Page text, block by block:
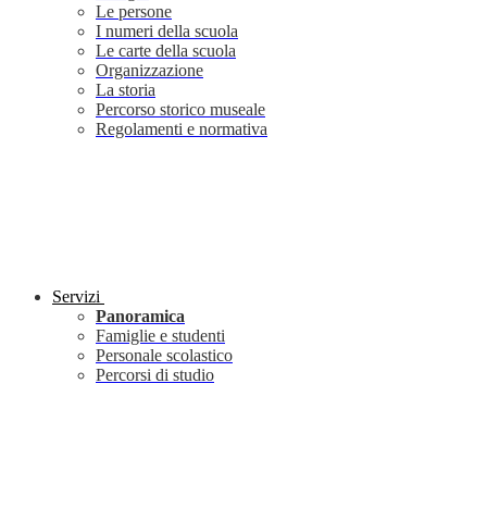
Le persone
I numeri della scuola
Le carte della scuola
Organizzazione
La storia
Percorso storico museale
Regolamenti e normativa
Servizi
Panoramica
Famiglie e studenti
Personale scolastico
Percorsi di studio